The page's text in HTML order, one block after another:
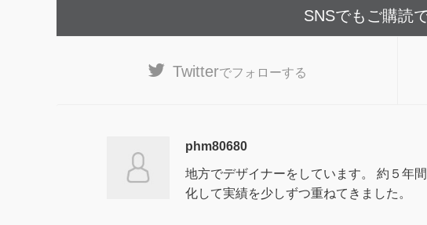
SNSでもご購読
Twitterでフォローする
phm80680
地方でデザイナーをしています。 約５年
化して実績を少しずつ重ねてきました。